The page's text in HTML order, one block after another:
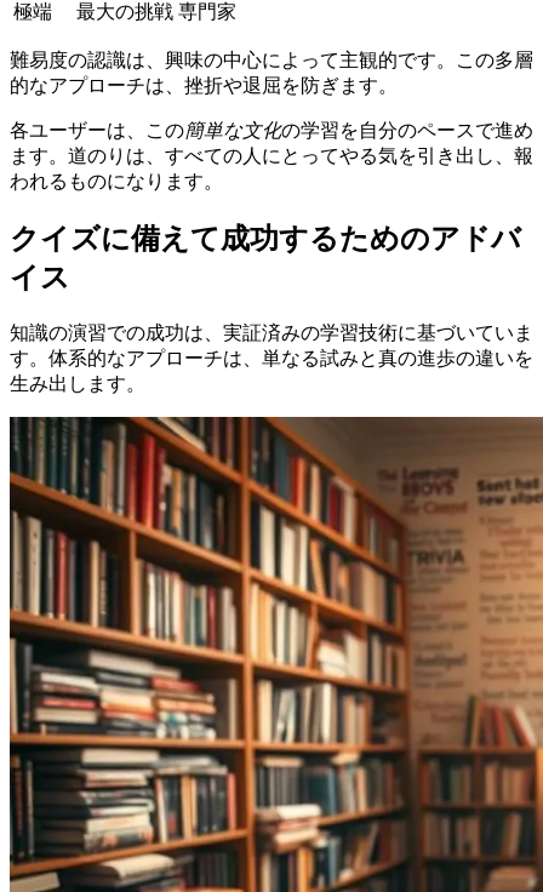
極端
最大の挑戦 専門家
難易度の認識は、興味の中心によって主観的です。この多層
的なアプローチは、挫折や退屈を防ぎます。
各ユーザーは、この簡単な文化の学習を自分のペースで進め
ます。道のりは、すべての人にとってやる気を引き出し、報
われるものになります。
クイズに備えて成功するためのアドバ
イス
知識の演習での成功は、実証済みの学習技術に基づいていま
す。体系的なアプローチは、単なる試みと真の進歩の違いを
生み出します。